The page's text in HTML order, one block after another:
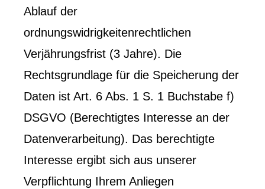
Ablauf der
ordnungswidrigkeitenrechtlichen
Verjährungsfrist (3 Jahre). Die
Rechtsgrundlage für die Speicherung der
Daten ist Art. 6 Abs. 1 S. 1 Buchstabe f)
DSGVO (Berechtigtes Interesse an der
Datenverarbeitung). Das berechtigte
Interesse ergibt sich aus unserer
Verpflichtung Ihrem Anliegen